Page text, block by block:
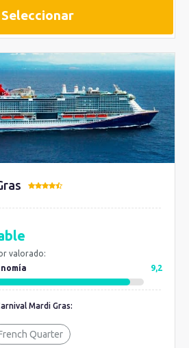
Seleccionar
valorado:
9,2
Mardi Gras:
Quarter